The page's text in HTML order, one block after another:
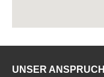
UNSER ANSPRUCH